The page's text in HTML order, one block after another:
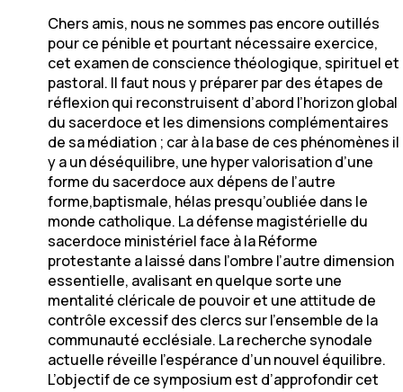
Chers amis, nous ne sommes pas encore outillés
pour ce pénible et pourtant nécessaire exercice,
cet examen de conscience théologique, spirituel et
pastoral. Il faut nous y préparer par des étapes de
réflexion qui reconstruisent d’abord l’horizon global
du sacerdoce et les dimensions complémentaires
de sa médiation ; car à la base de ces phénomènes il
y a un déséquilibre, une hyper valorisation d’une
forme du sacerdoce aux dépens de l’autre
forme,baptismale, hélas presqu’oubliée dans le
monde catholique. La défense magistérielle du
sacerdoce ministériel face à la Réforme
protestante a laissé dans l’ombre l’autre dimension
essentielle, avalisant en quelque sorte une
mentalité cléricale de pouvoir et une attitude de
contrôle excessif des clercs sur l’ensemble de la
communauté ecclésiale. La recherche synodale
actuelle réveille l’espérance d’un nouvel équilibre.
L’objectif de ce symposium est d’approfondir cet